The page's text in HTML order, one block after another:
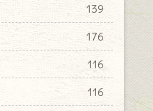
139
176
116
116